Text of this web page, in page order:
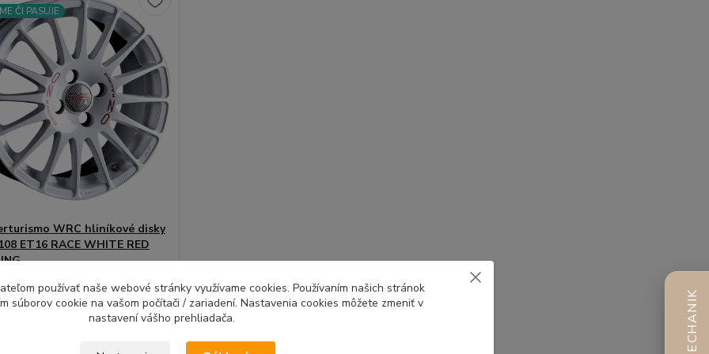
ČI PASUJE
WRC hliníkové disky
ET16 RACE WHITE RED
svetoznámeho výrobcu OZ
Do 10 dní |
používať naše webové stránky využívame cookies. Používaním našich stránok
súborov cookie na vašom počítači / zariadení. Nastavenia cookies môžete zmeniť v
nastavení vášho prehliadača.